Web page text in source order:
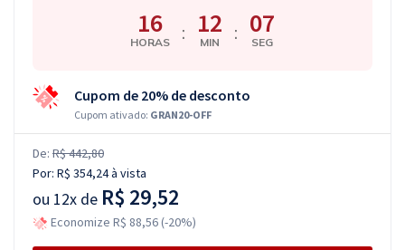
16
HORAS : 12
MIN : 07
SEG
Cupom de 20% de desconto
Cupom ativado: GRAN20-OFF
De: R$ 442,80
Por: R$ 354,24à vista
ou 12x de R$ 29,52
Economize R$ 88,56 (-20%)